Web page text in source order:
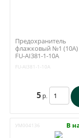
Предохранитель
флажковый №1 (10А)
FU-AI381-1-10A
FU-AI381-1-10A
5 р.
УМ004136 В